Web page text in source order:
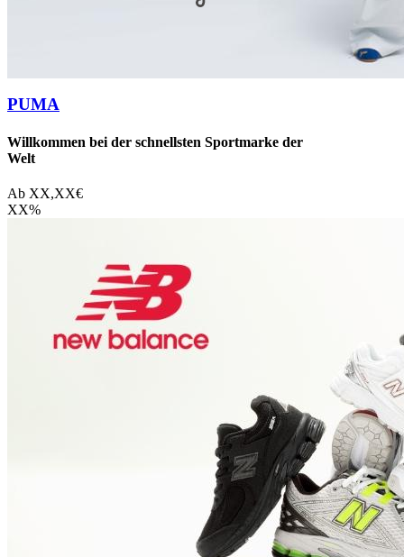
PUMA
Willkommen bei der schnellsten Sportmarke der
Welt
Ab XX,XX€
XX%